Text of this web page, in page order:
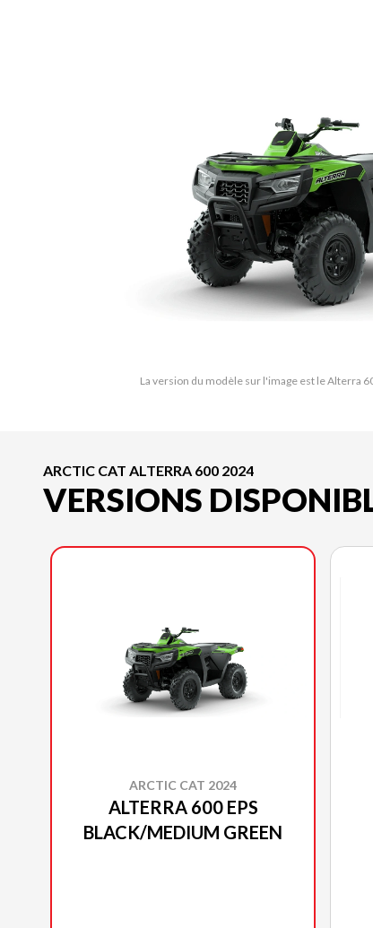
La version du modèle sur l'image est le Alterra
ARCTIC CAT ALTERRA 600 2024
VERSIONS
ARCTIC CAT 2024
ALTERRA 600 EPS
BLACK/MEDIUM GREEN